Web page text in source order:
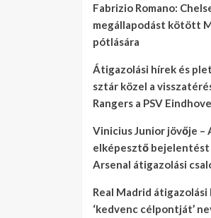
Fabrizio Romano:
megállapodást kötött
pótlására
Átigazolási hírek és
sztár közel a
Rangers a PSV
Vinicius Junior jövője –
elképesztő
Arsenal átigazolási
Real Madrid átigazolási
‘kedvenc célpontját’